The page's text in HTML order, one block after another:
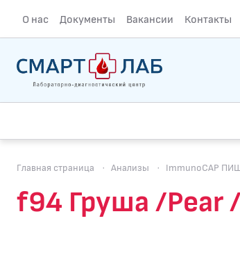
О нас Документы Вакансии Контакты
Главная страница · Анализы · ImmunoCAP
f94 Груша /Pear